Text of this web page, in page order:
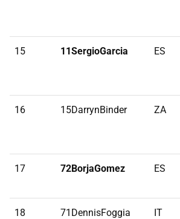
15 11SergioGarcia ES
16 15DarrynBinder ZA
17 72BorjaGomez ES
18 71DennisFoggia IT